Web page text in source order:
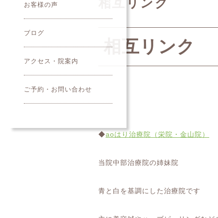
お客様の声
ブログ
アクセス・院案内
ご予約・お問い合わせ
相互リンク
相互リンク
◆aoはり治療院（栄院・金山院）
当院中部治療院の姉妹院
青と白を基調にした治療院です